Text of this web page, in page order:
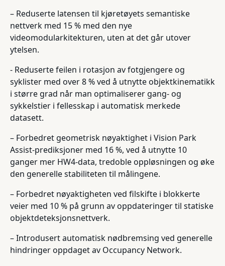
– Reduserte latensen til kjøretøyets semantiske
nettverk med 15 % med den nye
videomodularkitekturen, uten at det går utover
ytelsen.
- Reduserte feilen i rotasjon av fotgjengere og
syklister med over 8 % ved å utnytte objektkinematikk
i større grad når man optimaliserer gang- og
sykkelstier i fellesskap i automatisk merkede
datasett.
– Forbedret geometrisk nøyaktighet i Vision Park
Assist-prediksjoner med 16 %, ved å utnytte 10
ganger mer HW4-data, tredoble oppløsningen og øke
den generelle stabiliteten til målingene.
– Forbedret nøyaktigheten ved filskifte i blokkerte
veier med 10 % på grunn av oppdateringer til statiske
objektdeteksjonsnettverk.
– Introdusert automatisk nødbremsing ved generelle
hindringer oppdaget av Occupancy Network.